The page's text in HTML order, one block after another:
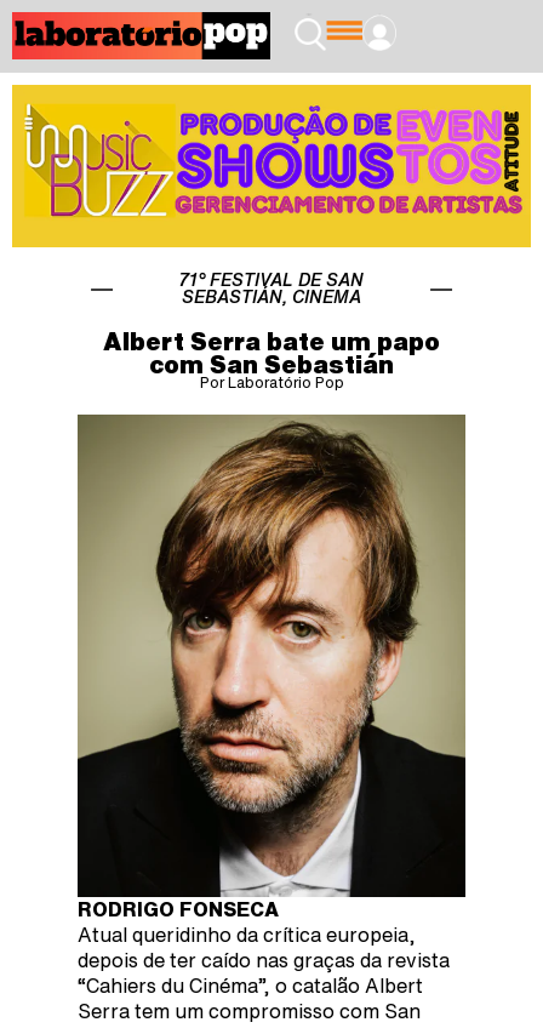
71° FESTIVAL DE SAN
SEBASTIÁN, CINEMA
Albert Serra bate um papo
com San Sebastián
Por Laboratório Pop
RODRIGO FONSECA
Atual queridinho da crítica europeia,
depois de ter caído nas graças da revista
“Cahiers du Cinéma”, o catalão Albert
Serra tem um compromisso com San